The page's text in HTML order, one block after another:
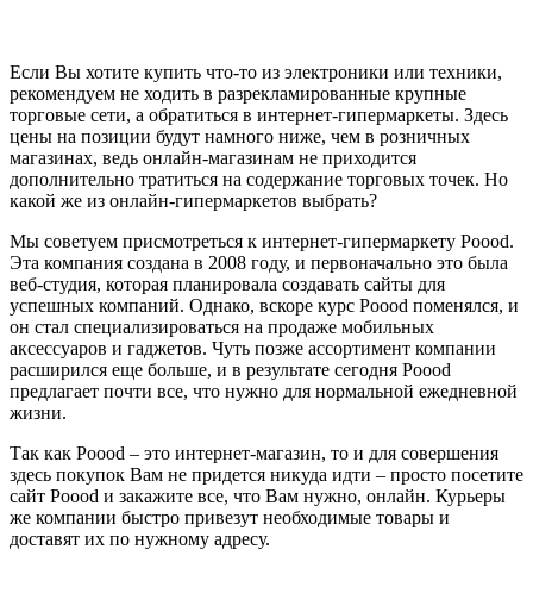
Если Вы хотите купить что-то из электроники или техники,
рекомендуем не ходить в разрекламированные крупные
торговые сети, а обратиться в интернет-гипермаркеты. Здесь
цены на позиции будут намного ниже, чем в розничных
магазинах, ведь онлайн-магазинам не приходится
дополнительно тратиться на содержание торговых точек. Но
какой же из онлайн-гипермаркетов выбрать?
Мы советуем присмотреться к интернет-гипермаркету Poood.
Эта компания создана в 2008 году, и первоначально это была
веб-студия, которая планировала создавать сайты для
успешных компаний. Однако, вскоре курс Poood поменялся, и
он стал специализироваться на продаже мобильных
аксессуаров и гаджетов. Чуть позже ассортимент компании
расширился еще больше, и в результате сегодня Poood
предлагает почти все, что нужно для нормальной ежедневной
жизни.
Так как Poood – это интернет-магазин, то и для совершения
здесь покупок Вам не придется никуда идти – просто посетите
сайт Poood и закажите все, что Вам нужно, онлайн. Курьеры
же компании быстро привезут необходимые товары и
доставят их по нужному адресу.